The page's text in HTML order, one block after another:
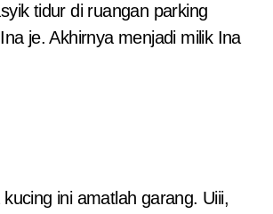
tidur di ruangan parking
je. Akhirnya menjadi milik Ina
ini amatlah garang. Uiii,